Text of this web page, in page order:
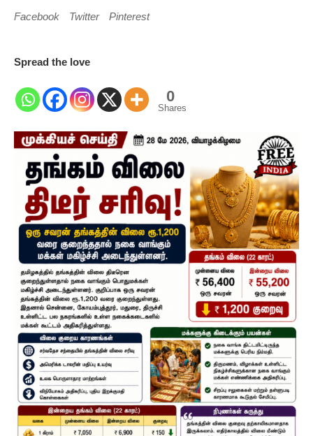
Facebook Twitter Pinterest
Spread the love
0
Shares